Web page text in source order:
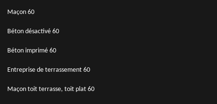
Maçon 60
Béton désactivé 60
Béton imprimé 60
Entreprise de terrassement 60
Maçon toit terrasse, toit plat 60